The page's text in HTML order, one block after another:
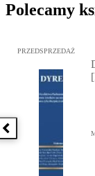
Polecamy
Poprzednia książka
Przejdź do:
PRZEDSPRZEDAŻ